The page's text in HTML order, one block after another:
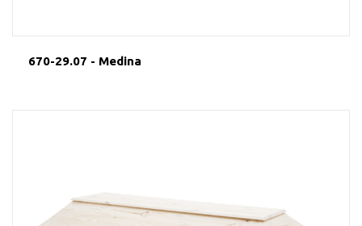
670-29.07 - Medina